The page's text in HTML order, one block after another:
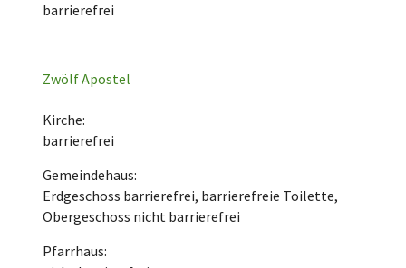
barrierefrei
Zwölf Apostel
Kirche:
barrierefrei
Gemeindehaus:
Erdgeschoss barrierefrei, barrierefreie Toilette,
Obergeschoss nicht barrierefrei
Pfarrhaus: